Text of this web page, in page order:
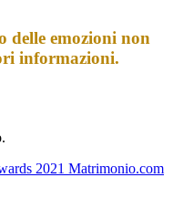
delle emozioni non
informazioni.